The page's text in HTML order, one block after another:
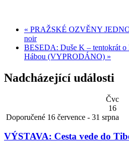
« PRAŽSKÉ OZVĚNY
noir
BESEDA: Duše K – tentokrát o
Hábou (VYPRODÁNO) »
Nadcházející události
Čvc
16
Doporučené 16 července - 31 srpna
VÝSTAVA: Cesta vede do